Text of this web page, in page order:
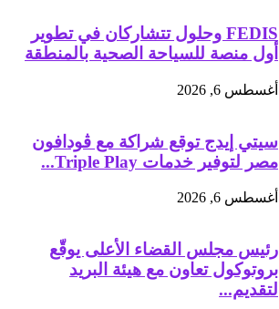
FEDIS وحلول تتشاركان في تطوير
أول منصة للسياحة الصحية بالمنطقة
أغسطس 6, 2026
سيتي إيدج توقع شراكة مع ڤودافون
مصر لتوفير خدمات Triple Play...
أغسطس 6, 2026
رئيس مجلس القضاء الأعلى يوقّع
بروتوكول تعاون مع هيئة البريد
لتقديم...